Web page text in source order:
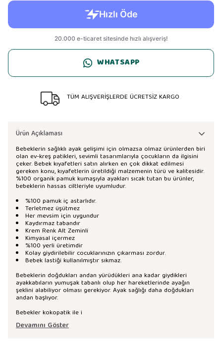
WHATSAPP
TÜM ALIŞVERİŞLERDE ÜCRETSİZ KARGO
Ürün Açıklaması
Bebeklerin sağlıklı ayak gelişimi için olmazsa olmaz ürünlerden biri
olan ev-kreş patikleri, sevimli tasarımlarıyla çocukların da ilgisini
çeker. Bebek kıyafetleri satın alırken en çok dikkat edilmesi
gereken konu, kıyafetlerin üretildiği malzemenin türü ve kalitesidir.
%100 organik pamuk kumaşıyla ayakları sıcak tutan bu ürünler,
bebeklerin hassas ciltleriyle uyumludur.
%100 pamuk iç astarlıdır.
Terletmez üşütmez
Her mevsim için uygundur
Kaydırmaz tabandır
Krem Renk Alt Zeminli
Kimyasal içermez
%100 yerli üretimdir
Kolay giydirilebilir cocuklarınızın çıkarması zordur.
Bebek lastiği kullanılmıştır sıkmaz.
Bebeklerin doğdukları andan yürüdükleri ana kadar giydikleri
ayakkabıların yumuşak tabanlı olup her hareketlerinde ayağın
şeklini alabiliyor olması gerekiyor. Ayak sağlığı daha doğdukları
andan başlıyor.
Bebekler kokopatik ile i
Devamını Göster